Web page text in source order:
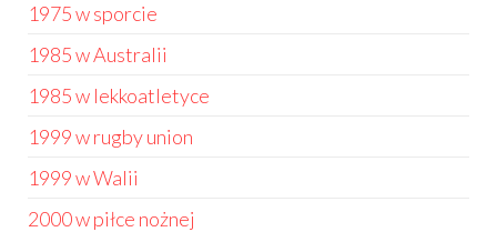
1975 w sporcie
1985 w Australii
1985 w lekkoatletyce
1999 w rugby union
1999 w Walii
2000 w piłce nożnej